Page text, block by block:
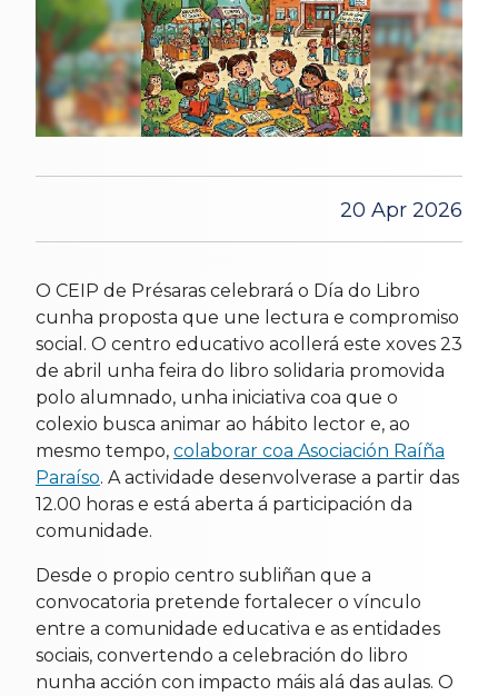
20 Apr 2026
O CEIP de Présaras celebrará o Día do Libro
cunha proposta que une lectura e compromiso
social. O centro educativo acollerá este xoves 23
de abril unha feira do libro solidaria promovida
polo alumnado, unha iniciativa coa que o
colexio busca animar ao hábito lector e, ao
mesmo tempo, colaborar coa Asociación Raíña
Paraíso. A actividade desenvolverase a partir das
12.00 horas e está aberta á participación da
comunidade.
Desde o propio centro subliñan que a
convocatoria pretende fortalecer o vínculo
entre a comunidade educativa e as entidades
sociais, convertendo a celebración do libro
nunha acción con impacto máis alá das aulas. O